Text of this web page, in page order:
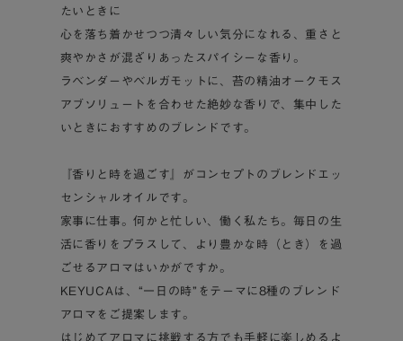
たいときに
心を落ち着かせつつ清々しい気分になれる、重さと
爽やかさが混ざりあったスパイシーな香り。
ラベンダーやベルガモットに、苔の精油オークモス
アブソリュートを合わせた絶妙な香りで、集中した
いときにおすすめのブレンドです。
『香りと時を過ごす』がコンセプトのブレンドエッ
センシャルオイルです。
家事に仕事。何かと忙しい、働く私たち。毎日の生
活に香りをプラスして、より豊かな時（とき）を過
ごせるアロマはいかがですか。
KEYUCAは、“一日の時”をテーマに8種のブレンド
アロマをご提案します。
はじめてアロマに挑戦する方でも手軽に楽しめるよ